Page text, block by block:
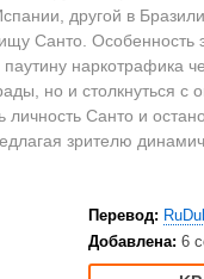
другой в
Санто. Особенность
наркотрафика
но и столкнуться
Санто и
зрителю
Перевод:
Добавлена: 6